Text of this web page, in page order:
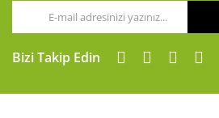
Bizi Takip Edin